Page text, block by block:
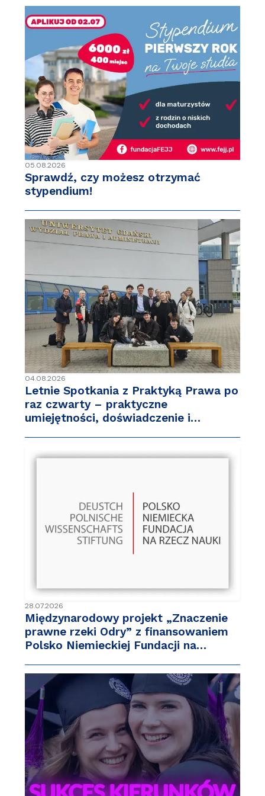
05.08.2026
Sprawdź, czy możesz otrzymać
stypendium!
04.08.2026
Letnie Spotkania z Praktyką Prawa po
raz czwarty – praktyczne
umiejętności, doświadczenie i…
28.07.2026
Międzynarodowy projekt „Znaczenie
prawne rzeki Odry” z finansowaniem
Polsko Niemieckiej Fundacji na…